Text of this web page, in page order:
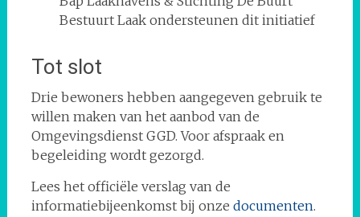
Bestuurt Laak ondersteunen dit initiatief
Tot slot
Drie bewoners hebben aangegeven gebruik te
willen maken van het aanbod van de
Omgevingsdienst GGD. Voor afspraak en
begeleiding wordt gezorgd.
Lees het officiële verslag van de
informatiebijeenkomst bij onze documenten.